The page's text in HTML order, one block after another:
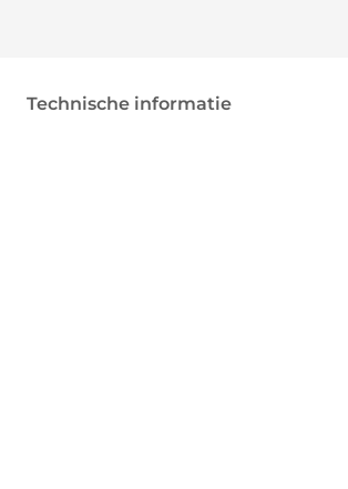
Technische informatie